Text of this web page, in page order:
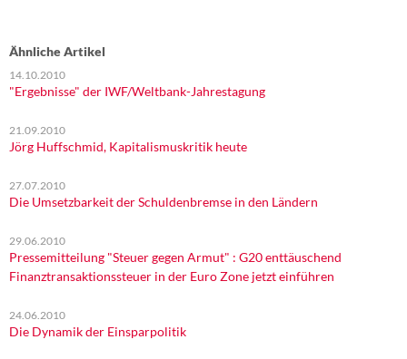
Ähnliche Artikel
14.10.2010
"Ergebnisse" der IWF/Weltbank-Jahrestagung
21.09.2010
Jörg Huffschmid, Kapitalismuskritik heute
27.07.2010
Die Umsetzbarkeit der Schuldenbremse in den Ländern
29.06.2010
Pressemitteilung "Steuer gegen Armut" : G20 enttäuschend
Finanztransaktionssteuer in der Euro Zone jetzt einführen
24.06.2010
Die Dynamik der Einsparpolitik